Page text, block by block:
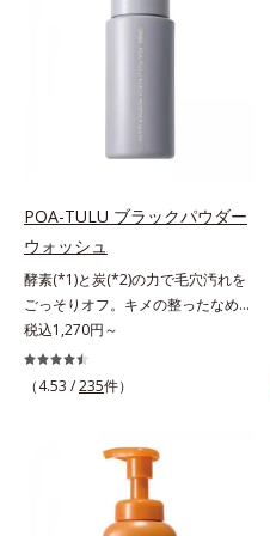
やかな肌に導きます。*1 ポーラ化
成独自の（Ｃ１２－２０）アルキル
グルコシド（保湿）で形成するミセ
ルから、汚れをはね返す水の膜をつ
くる技術が日本初（2024年12月時
点、J－GLOBALによる自社調べ）
*2 オルビス内でかつてないオイル
独自の（Ｃ１２－２０）アルキルグ
ルコシド（保湿）で形成するミセル
*4 炭酸ジカプリリル*5 乾燥や汚れ
による*6 キメの乱れによる＜使用
量目安＞適量＜使用ステップ＞オル
ビス ザ クレンジング オイル ⇒
洗顔料 ⇒ 化粧水 ⇒ 保湿液
※W洗顔が必要です＜使用方法＞1.
の上で軽くらせんを描くように、メ
イクとよくなじませます。※落ちに
くいメイクを落とす際は、乾いた手
による唇の乾燥を防ぐため、一部の
色素に特殊コーティング処理(*4)を
施し、さらに3種のうるおい・保護
成分(*5)も配合。しっとり感をキー
プし、ぷるんとした唇に。さっとひ
と塗りするだけで、くすみやすい大
人の肌に血色感を与え、唇を自然に
効果による*2 水添ポリイソブテン
*3 色みのこと*4 トリエトキシカプ
リリルシラン配合＝保湿成分*5 ス
クワラン、ヒアルロン酸Na、加水
分解コラーゲン
POA-TULU ブラックパウダー
ウォッシュ
酵素(*1)と炭(*2)の力で毛穴汚れを
ごっそりオフ。キメの整ったなめら
か肌へ。酵素(*1)と炭(*2)の力で毛
穴汚れをしっかり落とす、パウダー
タイプの酵素洗顔料です。皮脂やた
目立ちの原因に。普段の洗顔(*3)で
は落としにくい汚れは、酵素洗顔料
で落としましょう。3種の酵素がた
んぱく質や皮脂を溶かして分解。炭
税込1,270円～
（4.53 /235件）